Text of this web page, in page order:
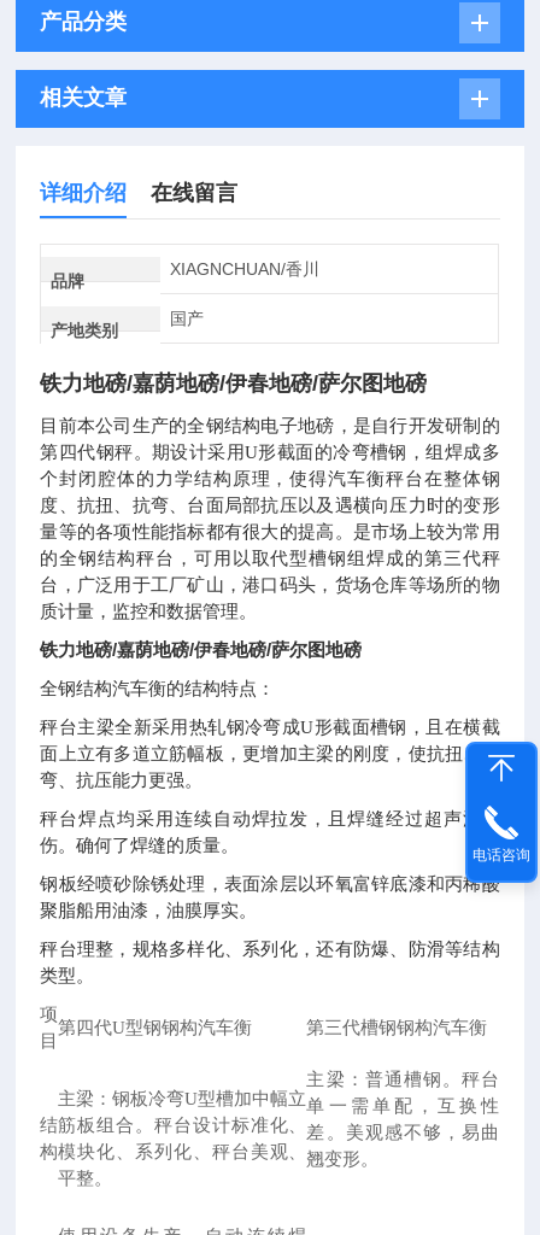
产品分类
相关文章
详细介绍 在线留言
品牌
XIAGNCHUAN/香川
产地类别
国产
铁力地磅/嘉荫地磅/伊春地磅/萨尔图地磅
目前本公司生产的全钢结构电子地磅，是自行开发研制的
第四代钢秤。期设计采用U形截面的冷弯槽钢，组焊成多
个封闭腔体的力学结构原理，使得汽车衡秤台在整体钢
度、抗扭、抗弯、台面局部抗压以及遇横向压力时的变形
量等的各项性能指标都有很大的提高。是市场上较为常用
的全钢结构秤台，可用以取代型槽钢组焊成的第三代秤
台，广泛用于工厂矿山，港口码头，货场仓库等场所的物
质计量，监控和数据管理。
铁力地磅/嘉荫地磅/伊春地磅/萨尔图地磅
全钢结构汽车衡的结构特点：
秤台主梁全新采用热轧钢冷弯成U形截面槽钢，且在横截
面上立有多道立筋幅板，更增加主梁的刚度，使抗扭、抗
弯、抗压能力更强。
秤台焊点均采用连续自动焊拉发，且焊缝经过超声波探
伤。确何了焊缝的质量。
钢板经喷砂除锈处理，表面涂层以环氧富锌底漆和丙稀酸
聚脂船用油漆，油膜厚实。
秤台理整，规格多样化、系列化，还有防爆、防滑等结构
类型。
项
目
第四代U型钢钢构汽车衡 第三代槽钢钢构汽车衡
结
构
主梁：钢板冷弯U型槽加中幅立
筋板组合。秤台设计标准化、
模块化、系列化、秤台美观、
平整。
主梁：普通槽钢。秤台
单一需单配，互换性
差。美观感不够，易曲
翘变形。
电话咨询